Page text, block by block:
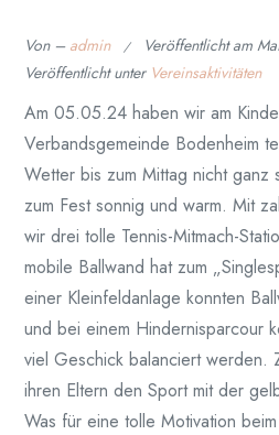
Von – admin Veröffentlicht am
Veröffentlicht unter Vereinsaktivitäten
Am 05.05.24 haben wir am
Verbandsgemeinde Bodenheim
Wetter bis zum Mittag nicht ganz
zum Fest sonnig und warm. Mit
wir drei tolle Tennis-Mitmach-
mobile Ballwand hat zum
einer Kleinfeldanlage konnten
und bei einem Hindernisparcour
viel Geschick balanciert werden.
ihren Eltern den Sport mit der
Was für eine tolle Motivation